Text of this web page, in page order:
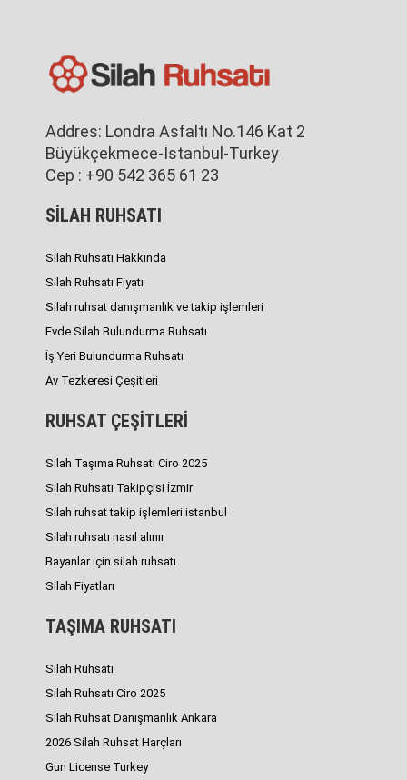
Addres: Londra Asfaltı No.146 Kat 2
Büyükçekmece-İstanbul-Turkey
Cep : +90 542 365 61 23
SİLAH RUHSATI
Silah Ruhsatı Hakkında
Silah Ruhsatı Fiyatı
Silah ruhsat danışmanlık ve takip işlemleri
Evde Silah Bulundurma Ruhsatı
İş Yeri Bulundurma Ruhsatı
Av Tezkeresi Çeşitleri
RUHSAT ÇEŞİTLERİ
Silah Taşıma Ruhsatı Ciro 2025
Silah Ruhsatı Takipçisi İzmir
Silah ruhsat takip işlemleri istanbul
Silah ruhsatı nasıl alınır
Bayanlar için silah ruhsatı
Silah Fiyatları
TAŞIMA RUHSATI
Silah Ruhsatı
Silah Ruhsatı Ciro 2025
Silah Ruhsat Danışmanlık Ankara
2026 Silah Ruhsat Harçları
Gun License Turkey